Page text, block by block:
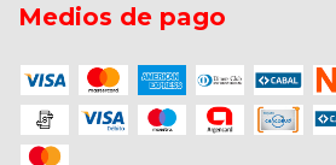
Medios de pago